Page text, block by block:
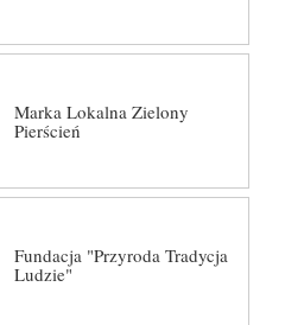
Marka Lokalna Zielony
Pierścień
Fundacja "Przyroda Tradycja
Ludzie"